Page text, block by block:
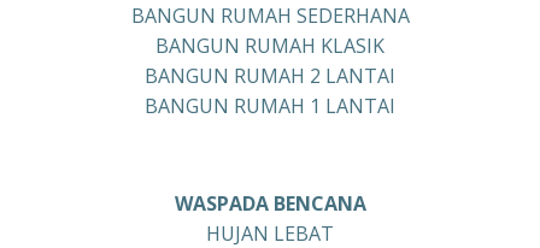
BANGUN RUMAH SEDERHANA
BANGUN RUMAH KLASIK
BANGUN RUMAH 2 LANTAI
BANGUN RUMAH 1 LANTAI
WASPADA BENCANA
HUJAN LEBAT